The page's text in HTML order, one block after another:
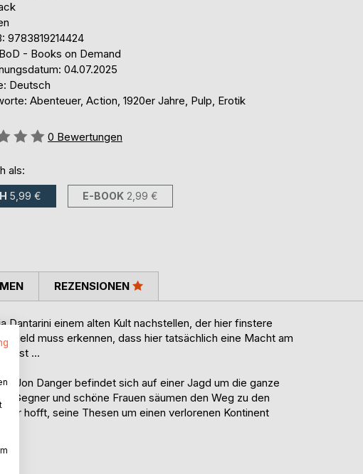
9783819214424
- Books on Demand
04.07.2025
Deutsch
Abenteuer, Action, 1920er Jahre, Pulp, Erotik
0 Bewertungen
als:
5,99 € E-BOOK 2,99 €
Dantarini einem alten Kult nachstellen, der hier finstere
Held muss erkennen, dass hier tatsächlich eine Macht am
lässt ...
Jon Danger befindet sich auf einer Jagd um die ganze
Gegner und schöne Frauen säumen den Weg zu den
hofft, seine Thesen um einen verlorenen Kontinent
REZENSIONEN